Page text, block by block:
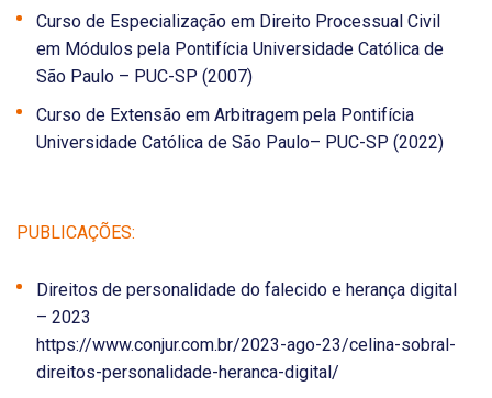
Curso de Especialização em Direito Processual Civil
em Módulos pela Pontifícia Universidade Católica de
São Paulo – PUC-SP (2007)
Curso de Extensão em Arbitragem pela Pontifícia
Universidade Católica de São Paulo– PUC-SP (2022)
PUBLICAÇÕES:
Direitos de personalidade do falecido e herança digital
– 2023
https://www.conjur.com.br/2023-ago-23/celina-sobral-
direitos-personalidade-heranca-digital/